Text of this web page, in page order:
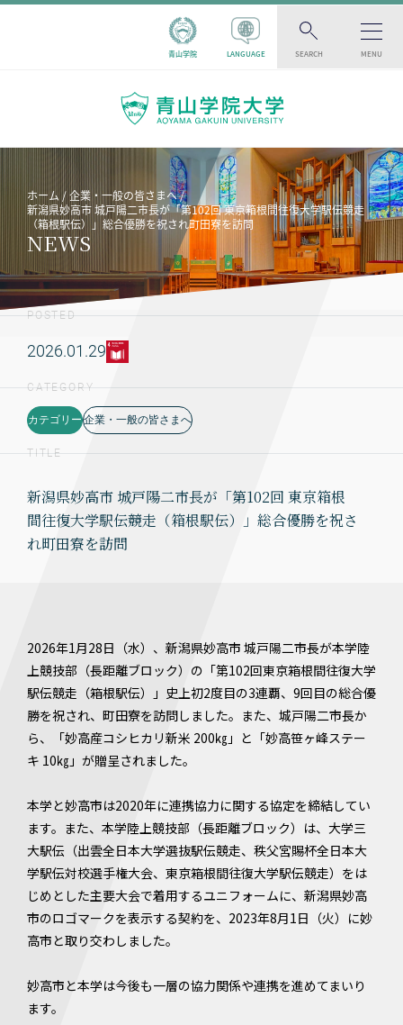
青山学院 LANGUAGE SEARCH MENU
ホーム
企業・一般の皆さまへ
新潟県妙高市 城戸陽二市長が「第102回 東京箱根間往復大学駅伝競走
（箱根駅伝）」総合優勝を祝され町田寮を訪問
NEWS
POSTED
2026.01.29
CATEGORY
カテゴリー 企業・一般の皆さまへ
TITLE
新潟県妙高市 城戸陽二市長が「第102回 東京箱根
間往復大学駅伝競走（箱根駅伝）」総合優勝を祝さ
れ町田寮を訪問
2026年1月28日（水）、新潟県妙高市 城戸陽二市長が本学陸
上競技部（長距離ブロック）の「第102回東京箱根間往復大学
駅伝競走（箱根駅伝）」史上初2度目の3連覇、9回目の総合優
勝を祝され、町田寮を訪問しました。また、城戸陽二市長か
ら、「妙高産コシヒカリ新米 200㎏」と「妙高笹ヶ峰ステー
キ 10㎏」が贈呈されました。
本学と妙高市は2020年に連携協力に関する協定を締結してい
ます。また、本学陸上競技部（長距離ブロック）は、大学三
大駅伝（出雲全日本大学選抜駅伝競走、秩父宮賜杯全日本大
学駅伝対校選手権大会、東京箱根間往復大学駅伝競走）をは
じめとした主要大会で着用するユニフォームに、新潟県妙高
市のロゴマークを表示する契約を、2023年8月1日（火）に妙
高市と取り交わしました。
妙高市と本学は今後も一層の協力関係や連携を進めてまいり
ます。